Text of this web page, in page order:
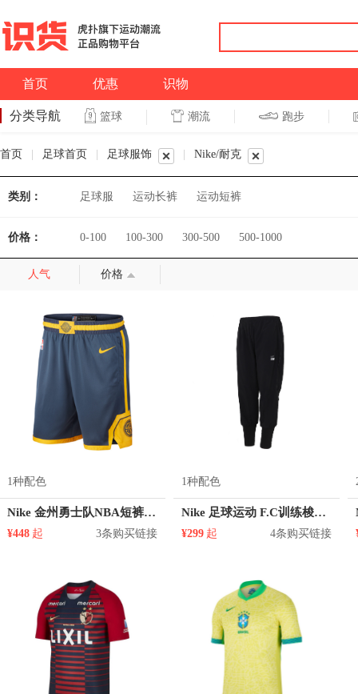
首页 优惠 识物
分类导航 篮球 潮流 跑步
首页 足球首页 足球服饰 Nike/耐克
类别： 足球服 运动长裤 运动短裤
价格： 0-100 100-300 300-500 500-1000
人气 价格
1种配色
Nike 金州勇士队NBA短裤 912102
¥448 起 3条购买链接
1种配色
Nike 足球运动 F.C训练梭织收脚运动束脚长裤 男女同款 CT2513
¥299 起 4条购买链接